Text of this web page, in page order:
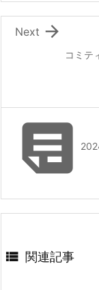
コミテ

Next

 関連記事